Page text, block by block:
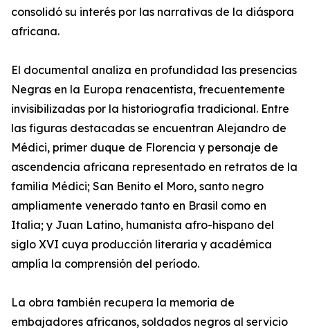
consolidó su interés por las narrativas de la diáspora
africana.
El documental analiza en profundidad las presencias
Negras en la Europa renacentista, frecuentemente
invisibilizadas por la historiografía tradicional. Entre
las figuras destacadas se encuentran Alejandro de
Médici, primer duque de Florencia y personaje de
ascendencia africana representado en retratos de la
familia Médici; San Benito el Moro, santo negro
ampliamente venerado tanto en Brasil como en
Italia; y Juan Latino, humanista afro-hispano del
siglo XVI cuya producción literaria y académica
amplía la comprensión del período.
La obra también recupera la memoria de
embajadores africanos, soldados negros al servicio